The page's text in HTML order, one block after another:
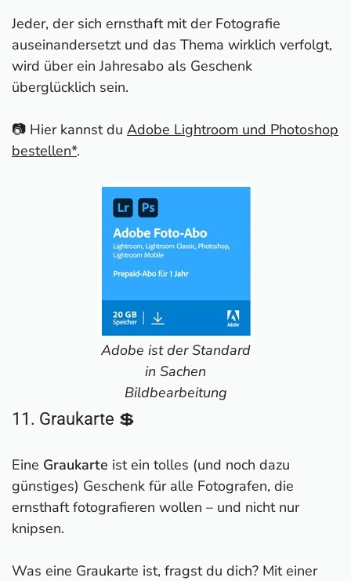
Jeder, der sich ernsthaft mit der Fotografie
auseinandersetzt und das Thema wirklich verfolgt,
wird über ein Jahresabo als Geschenk
überglücklich sein.
📷 Hier kannst du Adobe Lightroom und Photoshop
bestellen*.
Adobe ist der Standard
in Sachen
Bildbearbeitung
11. Graukarte 💲
Eine Graukarte ist ein tolles (und noch dazu
günstiges) Geschenk für alle Fotografen, die
ernsthaft fotografieren wollen – und nicht nur
knipsen.
Was eine Graukarte ist, fragst du dich? Mit einer